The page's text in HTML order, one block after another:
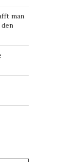
man